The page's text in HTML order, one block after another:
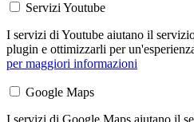
Servizi Youtube
I servizi di Youtube aiutano il
plugin e ottimizzarli per
per maggiori informazioni
Google Maps